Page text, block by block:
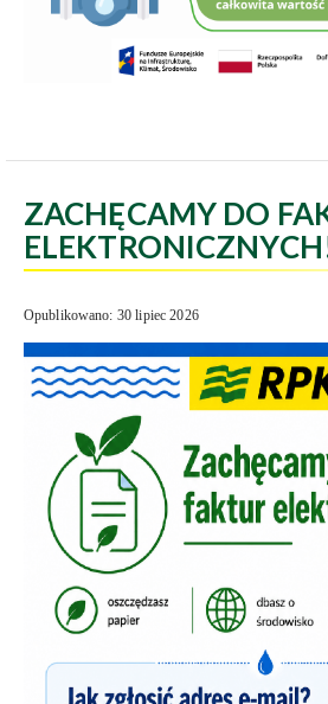
ZACHĘCAMY DO
Opublikowano: 30 lipiec 2026